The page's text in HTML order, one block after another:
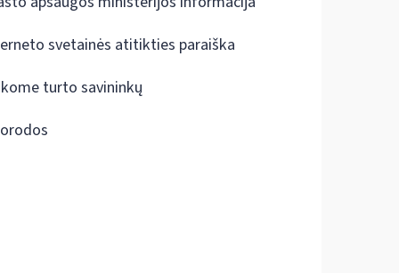
svetainės atitikties paraiška
turto savininkų